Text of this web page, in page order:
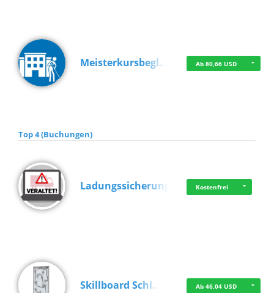
Meisterkursbegl… Ab 80,66 USD
Top 4 (Buchungen)
Ladungssicherung Kostenfrei
Skillboard Schl… Ab 46,04 USD